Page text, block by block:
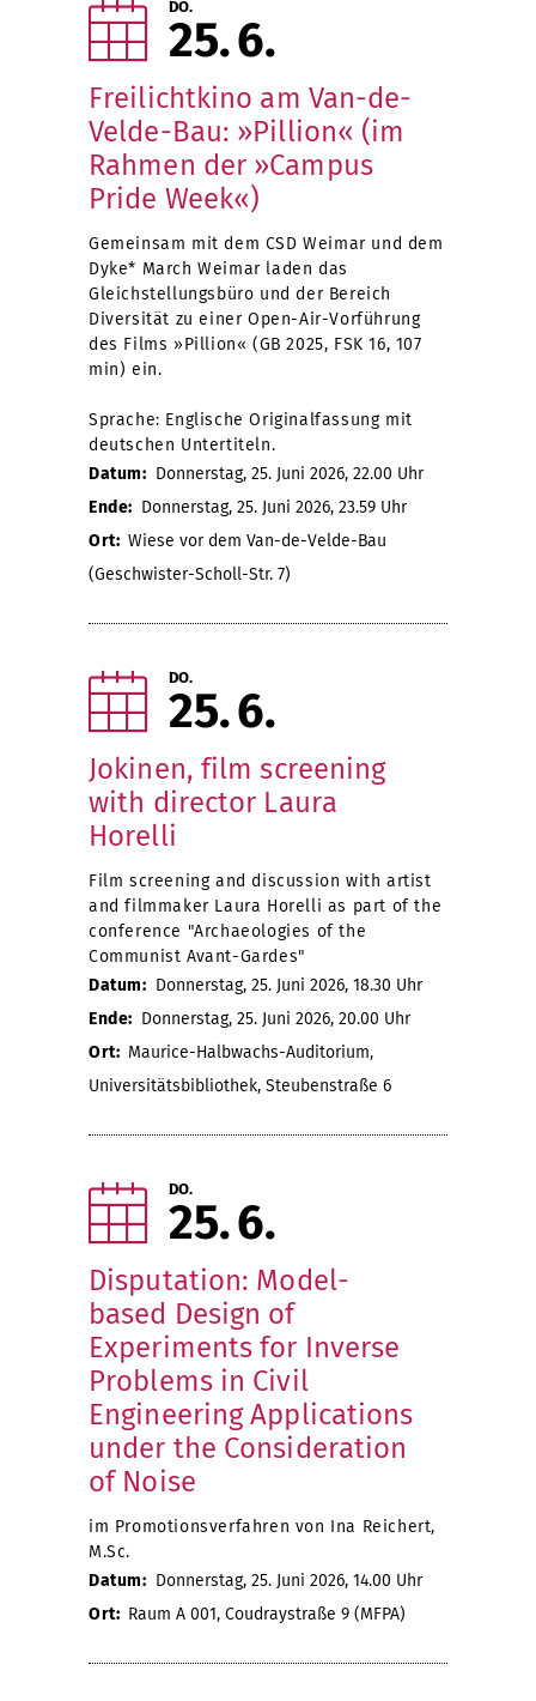
DO.
25 6
Freilichtkino am Van-de-
Velde-Bau: »Pillion« (im
Rahmen der »Campus
Pride Week«)
Gemeinsam mit dem CSD Weimar und dem
Dyke* March Weimar laden das
Gleichstellungsbüro und der Bereich
Diversität zu einer Open-Air-Vorführung
des Films »Pillion« (GB 2025, FSK 16, 107
min) ein.
Sprache: Englische Originalfassung mit
deutschen Untertiteln.
Datum: Donnerstag, 25. Juni 2026, 22.00 Uhr
Ende: Donnerstag, 25. Juni 2026, 23.59 Uhr
Ort: Wiese vor dem Van-de-Velde-Bau
(Geschwister-Scholl-Str. 7)
DO.
25 6
Jokinen, film screening
with director Laura
Horelli
Film screening and discussion with artist
and filmmaker Laura Horelli as part of the
conference "Archaeologies of the
Communist Avant-Gardes"
Datum: Donnerstag, 25. Juni 2026, 18.30 Uhr
Ende: Donnerstag, 25. Juni 2026, 20.00 Uhr
Ort: Maurice-Halbwachs-Auditorium,
Universitätsbibliothek, Steubenstraße 6
DO.
25 6
Disputation: Model-
based Design of
Experiments for Inverse
Problems in Civil
Engineering Applications
under the Consideration
of Noise
im Promotionsverfahren von Ina Reichert,
M.Sc.
Datum: Donnerstag, 25. Juni 2026, 14.00 Uhr
Ort: Raum A 001, Coudraystraße 9 (MFPA)